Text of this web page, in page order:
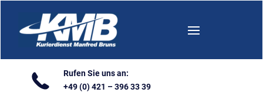
Rufen Sie uns an:
+49 (0) 421 – 396 33 39